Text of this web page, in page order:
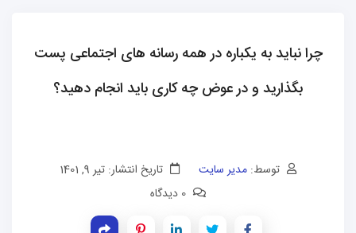
چرا نباید به یکباره در همه رسانه های اجتماعی پست
بگذارید و در عوض چه کاری باید انجام دهید؟
توسط: مدیر سایت
تاریخ انتشار: تیر 9, 1401